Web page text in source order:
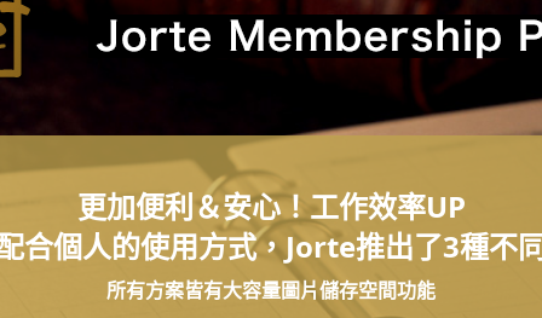
更加便利＆安心！工作效率UP
合個人的使用方式，Jorte推出了3種不
所有方案皆有大容量圖片儲存空間功能